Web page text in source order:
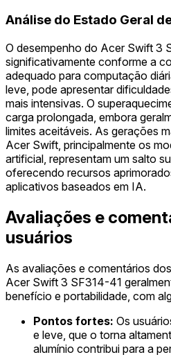
Análise do Estado Geral
O desempenho do Acer Swift 3
significativamente conforme a
adequado para computação
leve, pode apresentar
mais intensivas. O
carga prolongada, embora
limites aceitáveis. As gerações
Acer Swift, principalmente os
artificial, representam um salto
oferecendo recursos
aplicativos baseados em IA.
Avaliações e
usuários
As avaliações e comentários
Acer Swift 3 SF314-41
benefício e portabilidade, com
Pontos fortes: Os
e leve, que o torna
alumínio contribui para a